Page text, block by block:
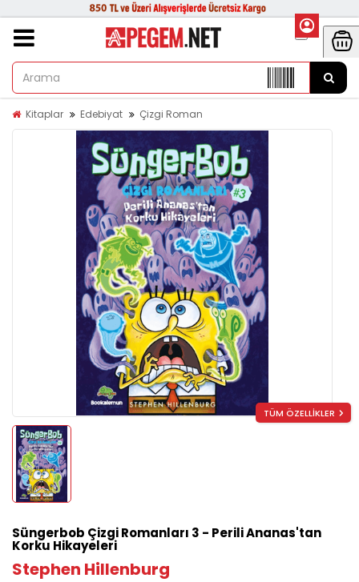
Kitaplar Edebiyat Çizgi Roman
TÜM ÖZELLİKLER
Süngerbob Çizgi Romanları 3 - Perili Ananas'tan
Korku Hikayeleri
Stephen Hillenburg